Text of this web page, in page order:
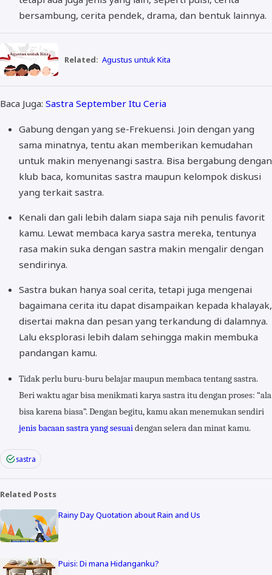
bersambung, cerita pendek, drama, dan bentuk lainnya.
Related: Agustus untuk Kita
Baca Juga: Sastra September Itu Ceria
Gabung dengan yang se-Frekuensi. Join dengan yang
sama minatnya, tentu akan memberikan kemudahan
untuk makin menyenangi sastra. Bisa bergabung dengan
klub baca, komunitas sastra maupun kelompok diskusi
yang terkait sastra.
Kenali dan gali lebih dalam siapa saja nih penulis favorit
kamu. Lewat membaca karya sastra mereka, tentunya
rasa makin suka dengan sastra makin mengalir dengan
sendirinya.
Sastra bukan hanya soal cerita, tetapi juga mengenai
bagaimana cerita itu dapat disampaikan kepada khalayak,
disertai makna dan pesan yang terkandung di dalamnya.
Lalu eksplorasi lebih dalam sehingga makin membuka
pandangan kamu.
Tidak perlu buru-buru belajar maupun membaca tentang sastra.
Beri waktu agar bisa menikmati karya sastra itu dengan proses: “ala
bisa karena biasa”. Dengan begitu, kamu akan menemukan sendiri
jenis bacaan sastra yang sesuai dengan selera dan minat kamu.
sastra
Related Posts
Rainy Day Quotation about Rain and Us
Puisi: Di mana Hidanganku?